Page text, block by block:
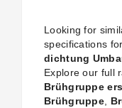
Looking for
specifications
dichtung
Explore our full
Brühgruppe
Brühgruppe